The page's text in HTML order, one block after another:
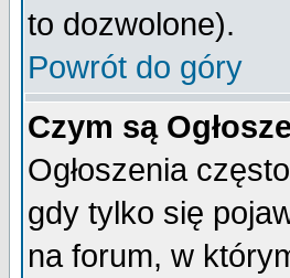
to dozwolone).
Powrót do góry
Czym są
Ogłoszenia
gdy tylko się
na forum, w